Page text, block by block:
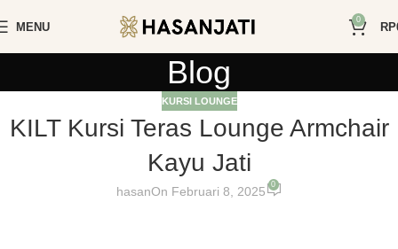
MENU
0
RP
Blog
KURSI LOUNGE
KILT Kursi Teras Lounge Armchair
Kayu Jati
hasanOn Februari 8, 2025 0